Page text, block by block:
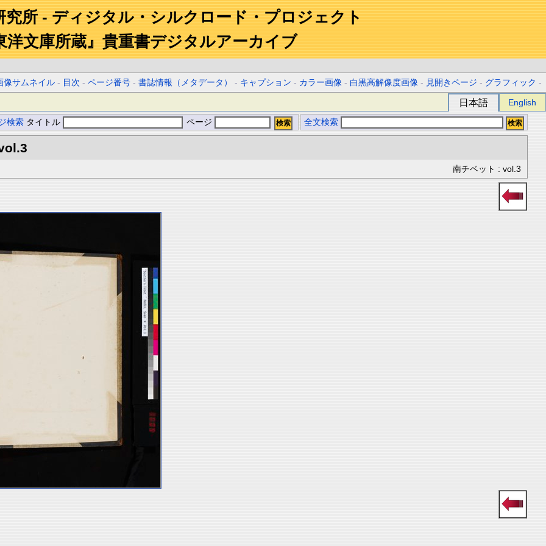
究所 - ディジタル・シルクロード・プロジェクト
洋文庫所蔵』貴重書デジタルアーカイブ
像サムネイル - 目次 -ページ番号 -書誌情報（メタデータ） - キャプション - カラー画像 - 白黒高解像度画像 - 見開きページ - グラフィック -
日本語 English
検索 タイトル ページ 全文検索
南チベット : vol.3